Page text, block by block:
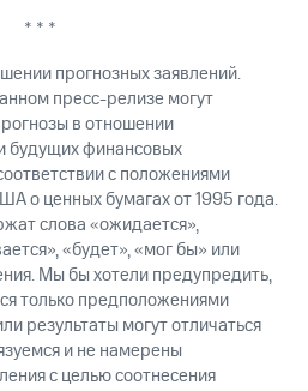
* * *
прогнозных заявлений.
пресс-релизе могут
в отношении
будущих финансовых
с положениями
о ценных бумагах от 1995 года.
слова «ожидается»,
«будет», «мог бы» или
Мы бы хотели предупредить,
только предположениями
результаты могут отличаться
и не намерены
с целью соотнесения